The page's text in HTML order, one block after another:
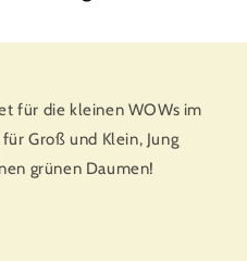
für die kleinen WOWs im
Groß und Klein, Jung
grünen Daumen!